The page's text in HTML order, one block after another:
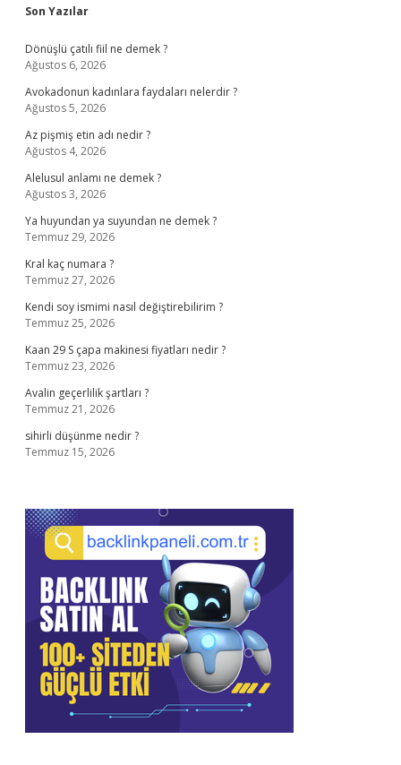
Sidebar
Son Yazılar
Dönüşlü çatılı fiil ne demek ?
Ağustos 6, 2026
Avokadonun kadınlara faydaları nelerdir ?
Ağustos 5, 2026
Az pişmiş etin adı nedir ?
Ağustos 4, 2026
Alelusul anlamı ne demek ?
Ağustos 3, 2026
Ya huyundan ya suyundan ne demek ?
Temmuz 29, 2026
Kral kaç numara ?
Temmuz 27, 2026
Kendi soy ismimi nasıl değiştirebilirim ?
Temmuz 25, 2026
Kaan 29 S çapa makinesi fiyatları nedir ?
Temmuz 23, 2026
Avalin geçerlilik şartları ?
Temmuz 21, 2026
sihirli düşünme nedir ?
Temmuz 15, 2026